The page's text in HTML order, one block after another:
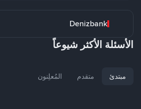
Denizbank
الأسئلة الأكثر شيوعاً
مبتدئ متقدم المُعلِنون